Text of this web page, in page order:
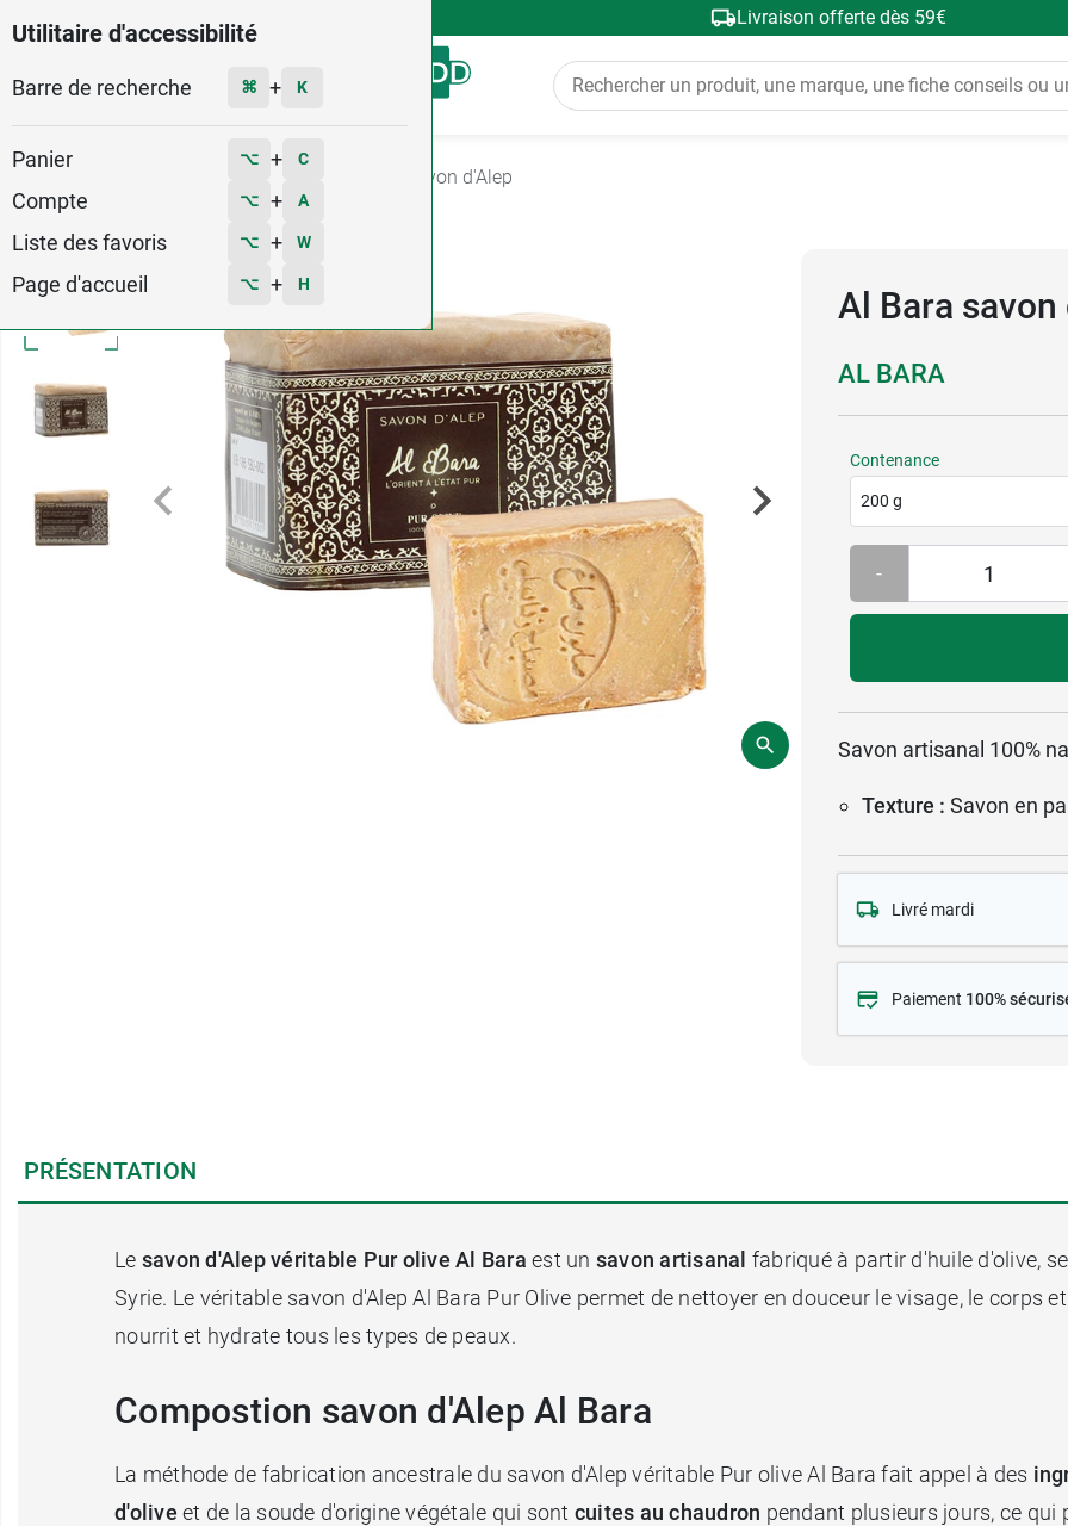
Utilitaire d'accessibilité
Barre de recherche ⌘ + K
Panier ⌥ + C
Compte ⌥ + A
Liste des favoris ⌥ + W
Page d'accueil ⌥ + H
Livraison offerte dès 59€
Menu
Savon d'Alep
Al Bara
AL BARA
Contenance
200 g
-
Savon artisanal 100%
Texture : Savon en
Livré mardi
Paiement 100%
PRÉSENTATION
Le savon d'Alep véritable Pur olive Al Bara est un savon artisanal fabriqué à partir d'huile d'olive,
Syrie. Le véritable savon d'Alep Al Bara Pur Olive permet de nettoyer en douceur le visage, le corps
nourrit et hydrate tous les types de peaux.
Compostion savon d'Alep Al Bara
La méthode de fabrication ancestrale du savon d'Alep véritable Pur olive Al Bara fait appel à des
d'olive et de la soude d'origine végétale qui sont cuites au chaudron pendant plusieurs jours, ce qui